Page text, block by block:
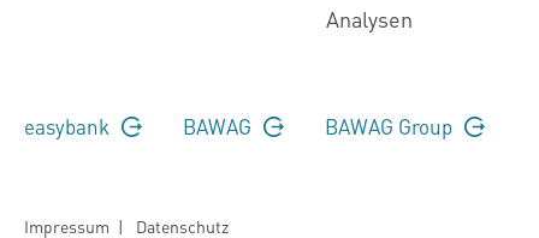
Analysen
easybank BAWAG BAWAG Group
Impressum | Datenschutz